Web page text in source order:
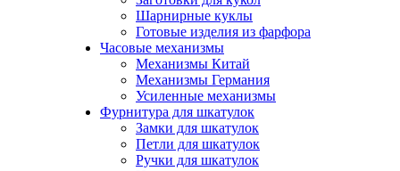
Шарнирные куклы
Готовые изделия из фарфора
Часовые механизмы
Механизмы Китай
Механизмы Германия
Усиленные механизмы
Фурнитура для шкатулок
Замки для шкатулок
Петли для шкатулок
Ручки для шкатулок